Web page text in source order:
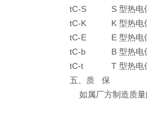
tC-S
S 型热电
tC-K
K 型热电
tC-E
E 型热电
tC-b
B 型热电
tC-t
T 型热电
五、质 保
如属厂方制造质量